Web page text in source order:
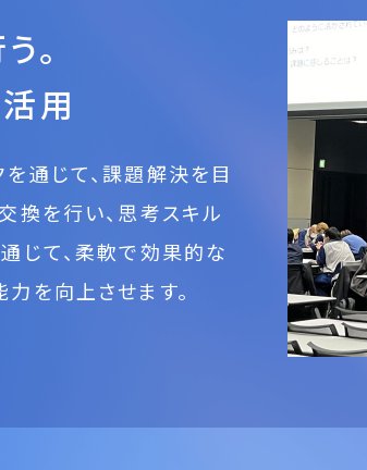
。
用
通じて、課題解決を目
換を行い、思考スキル
じて、柔軟で効果的な
を向上させます。